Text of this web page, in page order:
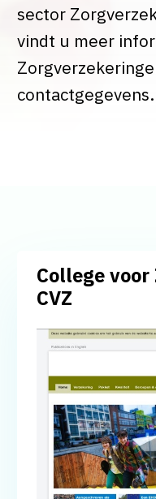
sector
vindt u meer
contactgegevens.
College
CVZ